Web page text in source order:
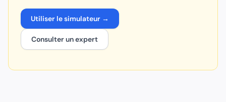
Utiliser le simulateur →
Consulter un expert